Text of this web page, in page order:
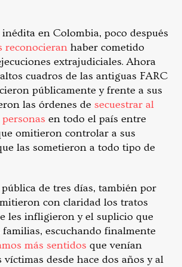
en Colombia, poco después
reconocieran haber cometido
extrajudiciales. Ahora
cuadros de las antiguas FARC
públicamente y frente a sus
las órdenes de secuestrar al
en todo el país entre
omitieron controlar a sus
las sometieron a todo tipo de
de tres días, también por
con claridad los tratos
les infligieron y el suplicio que
escuchando finalmente
más sentidos que venían
víctimas desde hace dos años y al